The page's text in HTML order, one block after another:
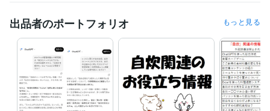
見積もりを出すためには最初にいただいたメッセージに加え、いくつか
質問をさせていただき詳細を確認してからの対応となることがありま
す。
そのため余裕を持った時間の確保を目的とし1週間～10日の提案期限を
設けていただければと思います。
経験職種
ライフスタイル・その他 / その他 経験年数 : 18年
出品者のポートフォリオ もっと見る